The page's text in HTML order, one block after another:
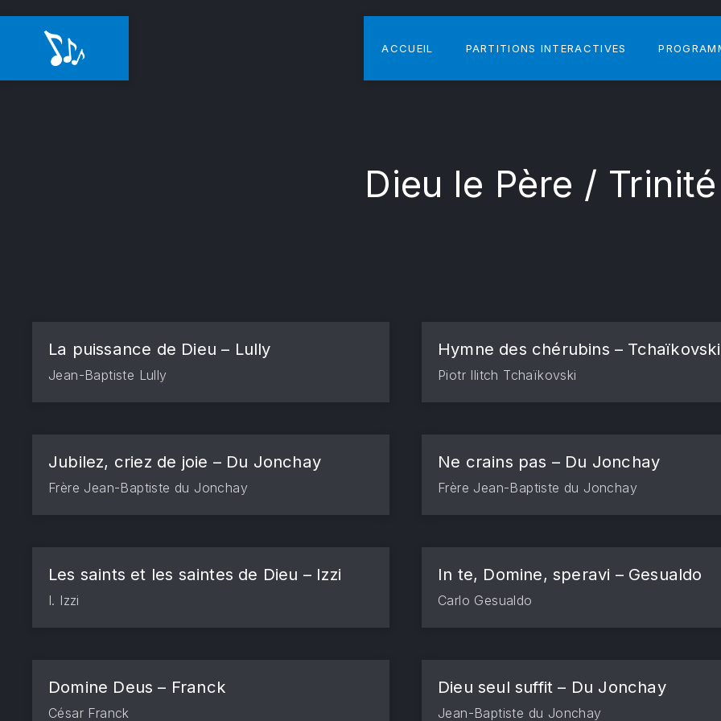
ACCUEIL PARTITIONS INTERACTIVES
Dieu le Père / Trinité
La puissance de Dieu – Lully
Jean-Baptiste Lully
Hymne des chérubins – Tchaïkovski
Piotr Ilitch Tchaïkovski
Jubilez, criez de joie – Du Jonchay
Frère Jean-Baptiste du Jonchay
Ne crains pas – Du Jonchay
Frère Jean-Baptiste du Jonchay
Les saints et les saintes de Dieu – Izzi
I. Izzi
In te, Domine, speravi – Gesualdo
Carlo Gesualdo
Domine Deus – Franck
César Franck
Dieu seul suffit – Du Jonchay
Jean-Baptiste du Jonchay
PREVIOUS